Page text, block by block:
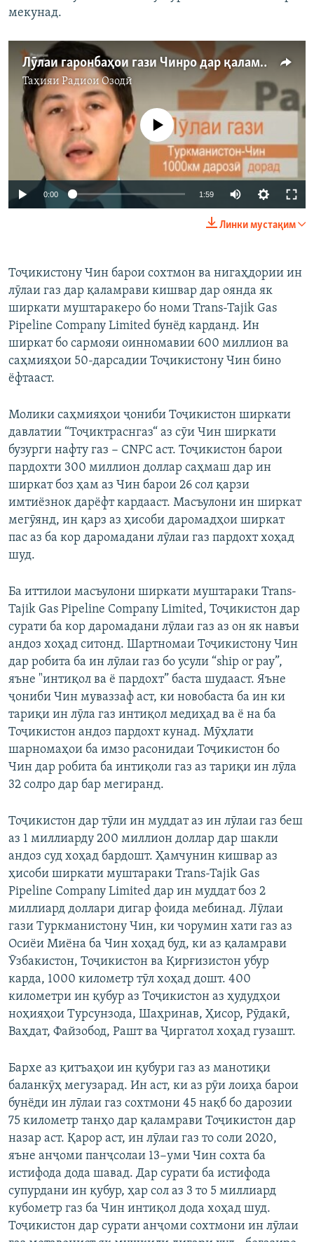
мекунад.
Лӯлаи гаронбаҳои гази Чинро дар қаламрави Тоҷикистон кӣ месозад?
Таҳияи Радиои Озодӣ
Феълан кор намекунад
0:00 1:59
Линки мустақим
Тоҷикистону Чин барои сохтмон ва нигаҳдории ин
лӯлаи газ дар қаламрави кишвар дар оянда як
ширкати муштаракеро бо номи Trans-Tajik Gas
Pipeline Company Limited бунёд карданд. Ин
ширкат бо сармояи оинномавии 600 миллион ва
саҳмияҳои 50-дарсадии Тоҷикистону Чин бино
ёфтааст.
Молики саҳмияҳои ҷониби Тоҷикистон ширкати
давлатии “Тоҷиктраснгаз“ аз сӯи Чин ширкати
бузурги нафту газ − CNPC аст. Тоҷикистон барои
пардохти 300 миллион доллар саҳмаш дар ин
ширкат боз ҳам аз Чин барои 26 сол қарзи
имтиёзнок дарёфт кардааст. Масъулони ин ширкат
мегӯянд, ин қарз аз ҳисоби даромадҳои ширкат
пас аз ба кор даромадани лӯлаи газ пардохт хоҳад
шуд.
Ба иттилои масъулони ширкати муштараки Trans-
Tajik Gas Pipeline Company Limited, Тоҷикистон дар
сурати ба кор даромадани лӯлаи газ аз он як навъи
андоз хоҳад ситонд. Шартномаи Тоҷикистону Чин
дар робита ба ин лӯлаи газ бо усули “ship or pay”,
яъне "интиқол ва ё пардохт” баста шудааст. Яъне
ҷониби Чин муваззаф аст, ки новобаста ба ин ки
тариқи ин лӯла газ интиқол медиҳад ва ё на ба
Тоҷикистон андоз пардохт кунад. Мӯҳлати
шарномаҳои ба имзо расонидаи Тоҷикистон бо
Чин дар робита ба интиқоли газ аз тариқи ин лӯла
32 солро дар бар мегиранд.
Тоҷикистон дар тӯли ин муддат аз ин лӯлаи газ беш
аз 1 миллиарду 200 миллион доллар дар шакли
андоз суд хоҳад бардошт. Ҳамчунин кишвар аз
ҳисоби ширкати муштараки Trans-Tajik Gas
Pipeline Company Limited дар ин муддат боз 2
миллиард доллари дигар фоида мебинад. Лӯлаи
гази Туркманистону Чин, ки чорумин хати газ аз
Осиёи Миёна ба Чин хоҳад буд, ки аз қаламрави
Ӯзбакистон, Тоҷикистон ва Қирғизистон убур
карда, 1000 километр тӯл хоҳад дошт. 400
километри ин қубур аз Тоҷикистон аз ҳудудҳои
ноҳияҳои Турсунзода, Шаҳринав, Ҳисор, Рӯдакӣ,
Ваҳдат, Файзобод, Рашт ва Ҷиргатол хоҳад гузашт.
Бархе аз қитъаҳои ин қубури газ аз манотиқи
баланкӯҳ мегузарад. Ин аст, ки аз рӯи лоиҳа барои
бунёди ин лӯлаи газ сохтмони 45 нақб бо дарозии
75 километр танҳо дар қаламрави Тоҷикистон дар
назар аст. Қарор аст, ин лӯлаи газ то соли 2020,
яъне анҷоми панҷсолаи 13−уми Чин сохта ба
истифода дода шавад. Дар сурати ба истифода
супурдани ин қубур, ҳар сол аз 3 то 5 миллиард
кубометр газ ба Чин интиқол дода хоҳад шуд.
Тоҷикистон дар сурати анҷоми сохтмони ин лӯлаи